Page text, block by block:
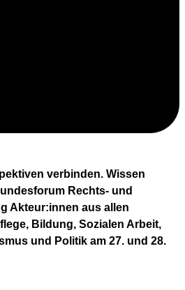
verbinden. Wissen
Rechts- und
Akteur:innen aus allen
Bildung, Sozialen Arbeit,
und Politik am 27. und 28.